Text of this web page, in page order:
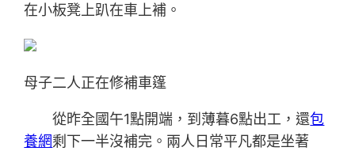
在小板凳上趴在車上補。
母子二人正在修補車篷
從昨全國午1點開端，到薄暮6點出工，還包
養網剩下一半沒補完。兩人日常平凡都是坐著